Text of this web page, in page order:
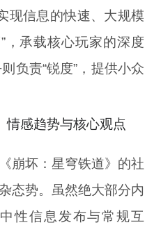
现信息的快速、大规模
，承载核心玩家的深度
负责“锐度”，提供小众
情感趋势与核心观点
崩坏：星穹铁道》的社
态势。虽然绝大部分内
性信息发布与常规互